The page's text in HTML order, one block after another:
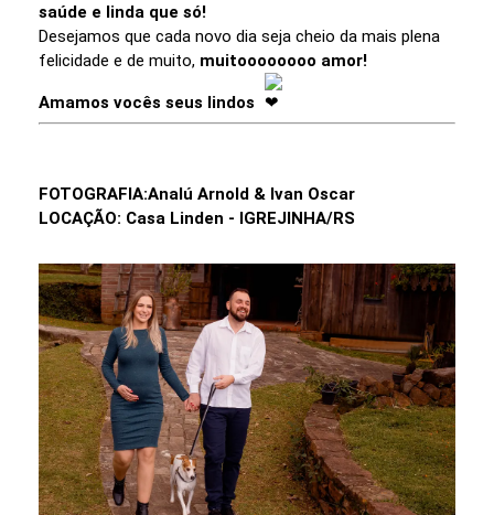
saúde e linda que só!
Desejamos que cada novo dia seja cheio da mais plena
felicidade e de muito, muitoooooooo amor!
Amamos vocês seus lindos
FOTOGRAFIA:Analú Arnold & Ivan Oscar
LOCAÇÃO: Casa Linden - IGREJINHA/RS